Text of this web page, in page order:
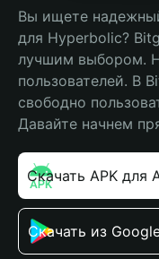
Вы ищете
для Hyperbolic?
лучшим выбором.
пользователей. В
свободно
Давайте начнем
Скачать APK для
Скачать из